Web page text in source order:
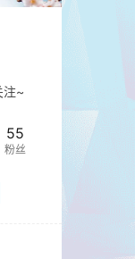
注~
55
粉丝